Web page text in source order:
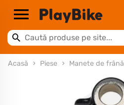
Acasă Piese Manete de frână